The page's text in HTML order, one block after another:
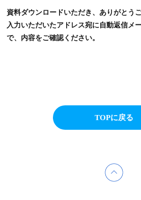
資料ダウンロードいただき、ありがとう
入力いただいたアドレス宛に自動返信メ
で、内容をご確認ください。
TOPに戻る